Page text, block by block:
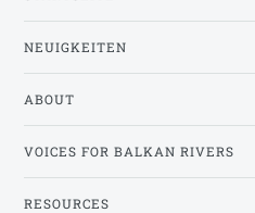
NEUIGKEITEN
ABOUT
VOICES FOR BALKAN RIVERS
RESOURCES